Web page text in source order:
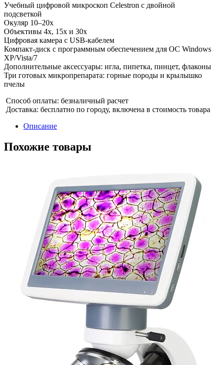
Учебный цифровой микроскоп Celestron с двойной
подсветкой
Окуляр 10–20x
Объективы 4x, 15x и 30x
Цифровая камера с USB-кабелем
Компакт-диск с программным обеспечением для ОС Windows
XP/Vista/7
Дополнительные аксессуары: игла, пипетка, пинцет, флаконы
Три готовых микропрепарата: горные породы и крылышко
пчелы
Способ оплаты: безналичный расчет
Доставка: бесплатно по городу, включена в стоимость товара
Описание
Похожие товары